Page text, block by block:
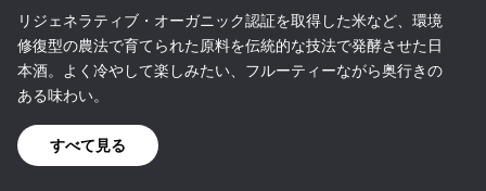
リジェネラティブ・オーガニック認証を取得した米など、環境
修復型の農法で育てられた原料を伝統的な技法で発酵させた日
本酒。よく冷やして楽しみたい、フルーティーながら奥行きの
ある味わい。
すべて見る